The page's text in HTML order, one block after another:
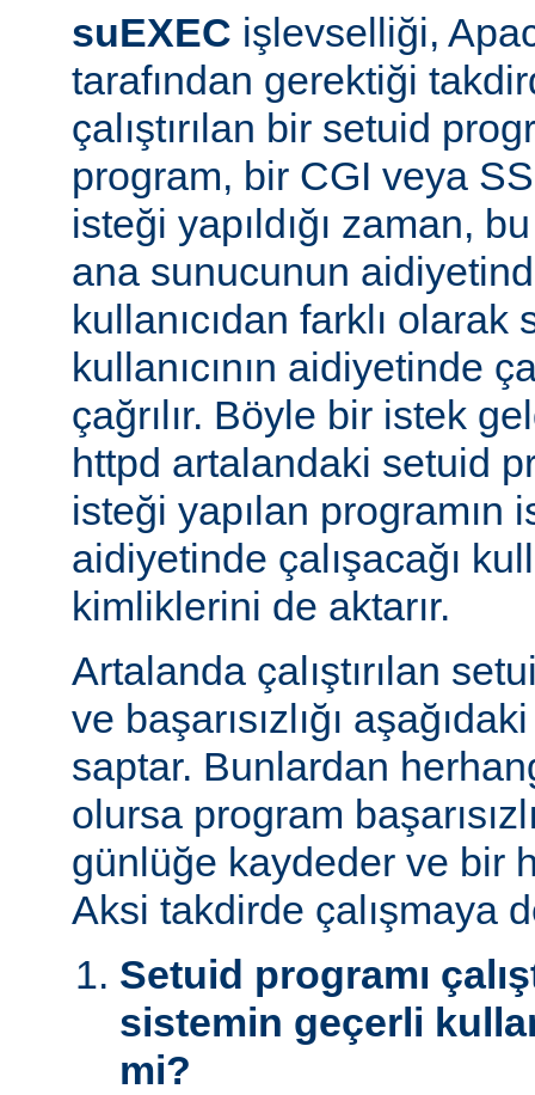
suEXEC işlevselliği,
tarafından gerektiği
çalıştırılan bir setuid
program, bir CGI veya
isteği yapıldığı zaman,
ana sunucunun
kullanıcıdan farklı olarak
kullanıcının aidiyetinde
çağrılır. Böyle bir istek
httpd artalandaki setuid
isteği yapılan programın
aidiyetinde çalışacağı
kimliklerini de aktarır.
Artalanda çalıştırılan
ve başarısızlığı
saptar. Bunlardan
olursa program
günlüğe kaydeder ve bir
Aksi takdirde çalışmaya
Setuid programı
sistemin geçerli
mi?